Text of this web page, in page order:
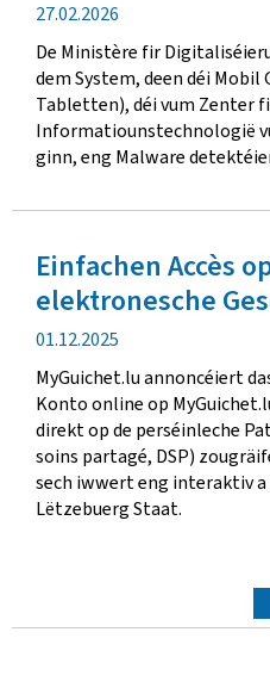
Verëffentlechungsdatum
27.02.2026
De Ministère fir
dem System, deen déi
Tabletten), déi vum Zenter
Informatiounstechnologië
ginn, eng Malware
Einfachen Accès
elektronesche
Verëffentlechungsdatum
01.12.2025
MyGuichet.lu annoncéiert
Konto online op
direkt op de perséinleche
soins partagé, DSP)
sech iwwert eng interaktiv
Lëtzebuerg Staat.